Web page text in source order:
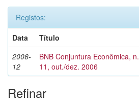
Registos:
Data
Título
2006-
12
BNB Conjuntura Econômica, n.
11, out./dez. 2006
Refinar